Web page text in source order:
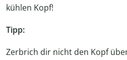
kühlen Kopf!
Tipp:
Zerbrich dir nicht den Kopf